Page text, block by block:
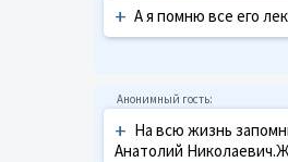
+ А я помню все его
+ На всю жизнь
Анатолий